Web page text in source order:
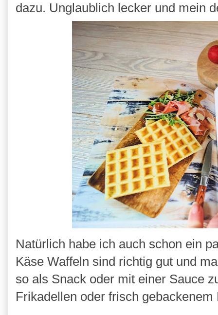
dazu. Unglaublich lecker und mein
Natürlich habe ich auch schon ein
Käse Waffeln sind richtig gut und
so als Snack oder mit einer Sauce
Frikadellen oder frisch